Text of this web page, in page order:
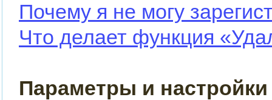
Почему я не могу
Что делает функция
Параметры и